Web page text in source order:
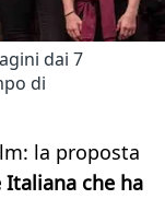
dai 7
di
la proposta
Italiana che ha